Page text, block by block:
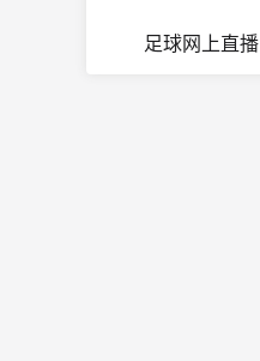
足球网上直播